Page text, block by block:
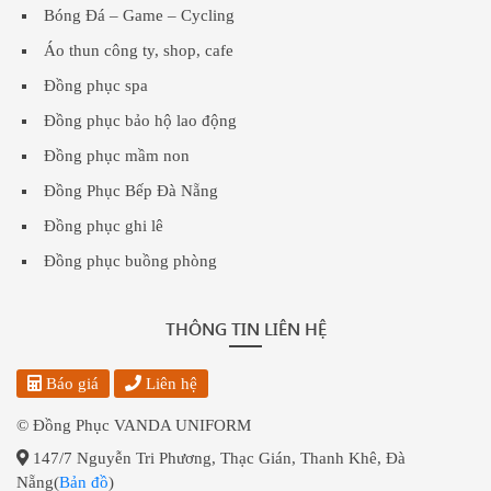
Bóng Đá – Game – Cycling
Áo thun công ty, shop, cafe
Đồng phục spa
Đồng phục bảo hộ lao động
Đồng phục mầm non
Đồng Phục Bếp Đà Nẵng
Đồng phục ghi lê
Đồng phục buồng phòng
THÔNG TIN LIÊN HỆ
Báo giá Liên hệ
© Đồng Phục VANDA UNIFORM
147/7 Nguyễn Tri Phương, Thạc Gián, Thanh Khê, Đà
Nẵng(Bản đồ)